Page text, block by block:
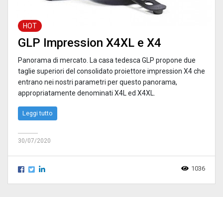
HOT
GLP Impression X4XL e X4
Panorama di mercato. La casa tedesca GLP propone due
taglie superiori del consolidato proiettore impression X4 che
entrano nei nostri parametri per questo panorama,
appropriatamente denominati X4L ed X4XL.
Leggi tutto
30/07/2020
1036